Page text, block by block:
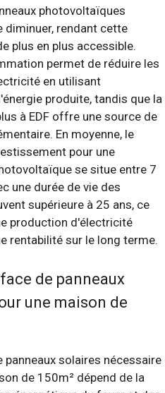
photovoltaïques
diminuer, rendant cette
plus en plus accessible.
permet de réduire les
en utilisant
produite, tandis que la
à EDF offre une source de
En moyenne, le
pour une
se situe entre 7
une durée de vie des
supérieure à 25 ans, ce
production d'électricité
rentabilité sur le long terme.
de panneaux
une maison de
panneaux solaires nécessaire
de 150m² dépend de la